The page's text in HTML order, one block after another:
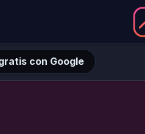
con Google